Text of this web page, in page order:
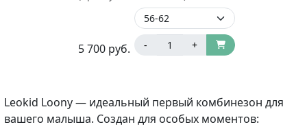
5 700 руб. - +
Leokid Loony — идеальный первый комбинезон для
вашего малыша. Создан для особых моментов: